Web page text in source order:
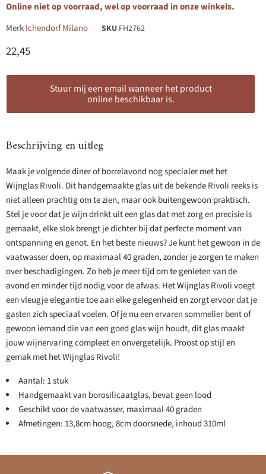
Online niet op voorraad, wel op voorraad in onze winkels.
MerkIchendorf Milano SKU FH2762
Huidige prijs
22,45
Stuur mij een email wanneer het product
online beschikbaar is.
Beschrijving en uitleg
Maak je volgende diner of borrelavond nog specialer met het
Wijnglas Rivoli. Dit handgemaakte glas uit de bekende Rivoli reeks is
niet alleen prachtig om te zien, maar ook buitengewoon praktisch.
Stel je voor dat je wijn drinkt uit een glas dat met zorg en precisie is
gemaakt, elke slok brengt je dichter bij dat perfecte moment van
ontspanning en genot. En het beste nieuws? Je kunt het gewoon in de
vaatwasser doen, op maximaal 40 graden, zonder je zorgen te maken
over beschadigingen. Zo heb je meer tijd om te genieten van de
avond en minder tijd nodig voor de afwas. Het Wijnglas Rivoli voegt
een vleugje elegantie toe aan elke gelegenheid en zorgt ervoor dat je
gasten zich speciaal voelen. Of je nu een ervaren sommelier bent of
gewoon iemand die van een goed glas wijn houdt, dit glas maakt
jouw wijnervaring compleet en onvergetelijk. Proost op stijl en
gemak met het Wijnglas Rivoli!
Aantal: 1 stuk
Handgemaakt van borosilicaatglas, bevat geen lood
Geschikt voor de vaatwasser, maximaal 40 graden
Afmetingen: 13,8cm hoog, 8cm doorsnede, inhoud 310ml